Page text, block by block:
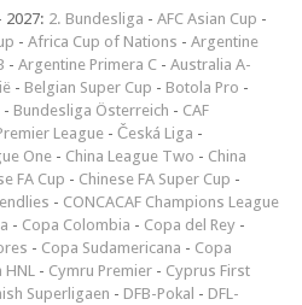
2027: 2. Bundesliga - AFC Asian Cup -
- Africa Cup of Nations - Argentine
- Argentine Primera C - Australia A-
- Belgian Super Cup - Botola Pro -
- Bundesliga Österreich - CAF
League - Česká Liga -
One - China League Two - China
FA Cup - Chinese FA Super Cup -
- CONCACAF Champions League
- Copa Colombia - Copa del Rey -
- Copa Sudamericana - Copa
- Cymru Premier - Cyprus First
Superligaen - DFB-Pokal - DFL-